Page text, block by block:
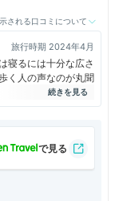
される口コミについて
旅行時期 2024年4月
寝るには十分な広さ
く人の声なのが丸聞
る椅子があると最高
美しく、一つ一つ
カリは、ふっくら